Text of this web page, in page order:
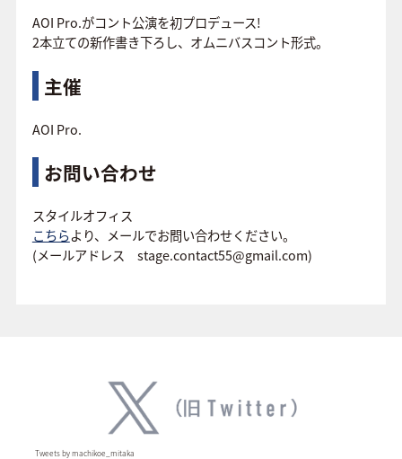
AOI Pro.がコント公演を初プロデュース!
2本立ての新作書き下ろし、オムニバスコント形式。
主催
AOI Pro.
お問い合わせ
スタイルオフィス
こちらより、メールでお問い合わせください。
(メールアドレス stage.contact55@gmail.com)
Tweets by machikoe_mitaka